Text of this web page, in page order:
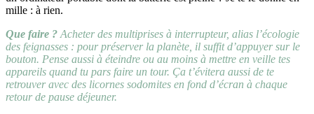
mille : à rien.
Que faire ?Acheter des multiprises à interrupteur, alias l’écologie
des feignasses : pour préserver la planète, il suffit d’appuyer sur le
bouton. Pense aussi à éteindre ou au moins à mettre en veille tes
appareils quand tu pars faire un tour. Ça t’évitera aussi de te
retrouver avec des licornes sodomites en fond d’écran à chaque
retour de pause déjeuner.